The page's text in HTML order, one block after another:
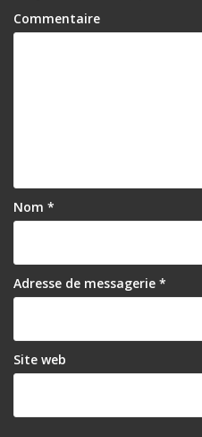
Commentaire
Nom *
Adresse de messagerie *
Site web